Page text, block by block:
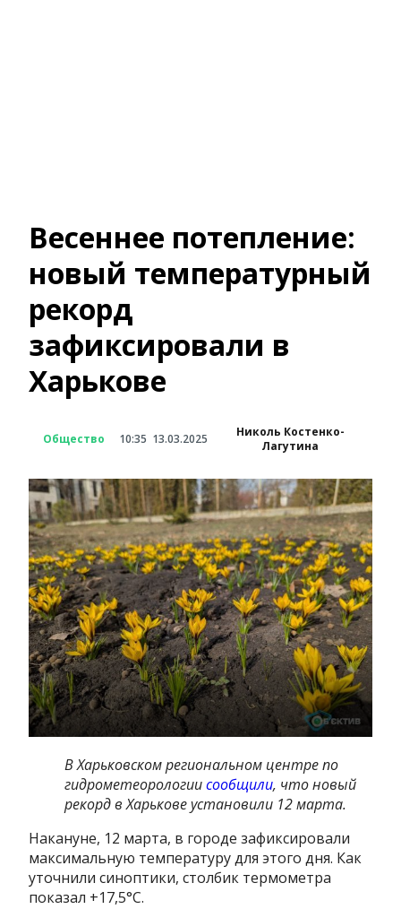
Весеннее потепление:
новый температурный
рекорд
зафиксировали в
Харькове
Общество 10:35 13.03.2025
Николь Костенко-
Лагутина
В Харьковском региональном центре по
гидрометеорологиисообщили, что новый
рекорд в Харькове установили 12 марта.
Накануне, 12 марта, в городе зафиксировали
максимальную температуру для этого дня. Как
уточнили синоптики, столбик термометра
показал +17,5°С.